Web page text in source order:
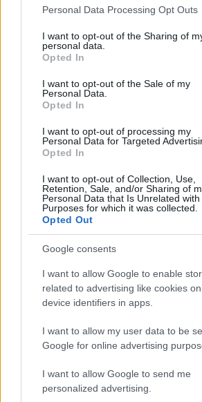
Please note that this website/app uses
not limited to your visit or usage
grant or deny consent to Google and its
use your data for below specified
consent section.
Personal Data Processing Opt Outs
I want to opt-out of the Sharing of
personal data.
Opted In
I want to opt-out of the Sale of my
Personal Data.
Opted In
I want to opt-out of processing my
Personal Data for Targeted
Opted In
I want to opt-out of Collection, Use,
Retention, Sale, and/or Sharing of
Personal Data that Is Unrelated
Purposes for which it was collected.
Opted Out
Google consents
I want to allow Google to enable
related to advertising like cookies
device identifiers in apps.
I want to allow my user data to be
Google for online advertising
I want to allow Google to send me
personalized advertising.
Követem
#RTL
Népszerű